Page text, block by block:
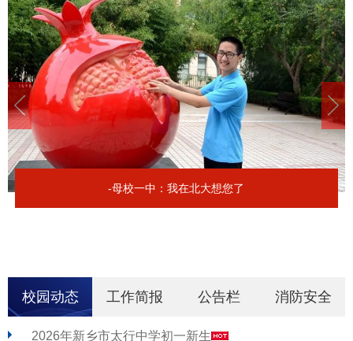
-母校一中：我在北大想您了
校园动态 工作简报 公告栏 消防安全
2026年新乡市太行中学初一新生